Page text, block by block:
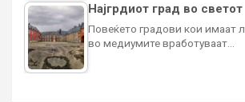
Најгрдиот град во светот
Повеќето градови кои имаат
во медиумите вработуваат…